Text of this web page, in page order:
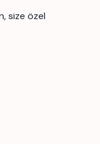
size özel